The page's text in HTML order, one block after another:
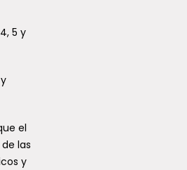
5 y
el
las
y